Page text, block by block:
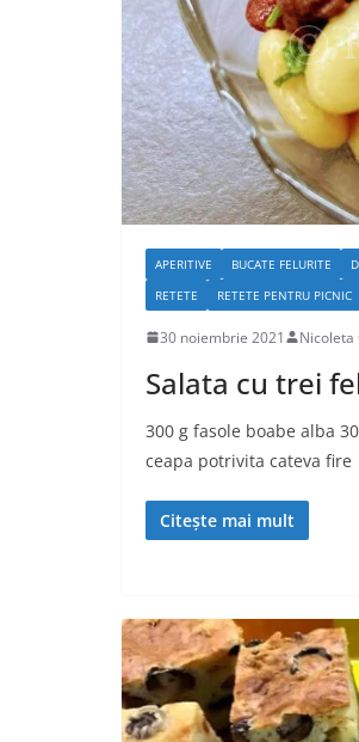
APERITIVE BUCATE FELURITE
RETETE
RETETE PENTRU PICNIC
30 noiembrie 2021 Nicoleta
Salata cu trei
300 g fasole boabe alba
ceapa potrivita cateva fire
Citește mai mult